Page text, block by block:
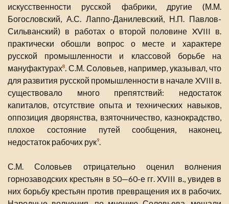
искусственности русской фабрики, другие (М.М.
Богословский, А.С. Лаппо-Данилевский, Н.П. Павлов-
Сильванский) в работах о второй половине XVIII в.
практически обошли вопрос о месте и характере
русской промышленности и классовой борьбе на
мануфактурах8. С.М. Соловьев, например, указывал, что
для развития русской промышленности в начале XVIII в.
существовало много препятствий: недостаток
капиталов, отсутствие опыта и технических навыков,
оппозиция дворянства, взяточничество, казнокрадство,
плохое состояние путей сообщения, наконец,
недостаток рабочих рук9.
С.М. Соловьев отрицательно оценил волнения
горнозаводских крестьян в 50—60-е гг. XVIII в., увидев в
них борьбу крестьян против превращения их в рабочих.